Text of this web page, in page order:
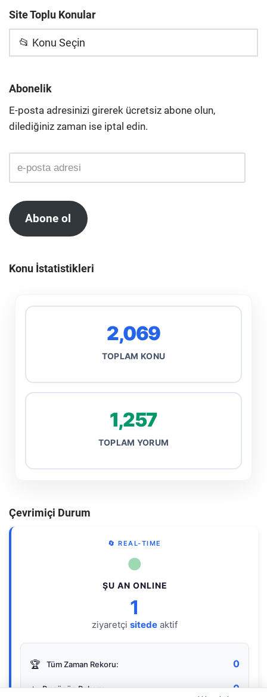
Site Toplu Konular
📂 Konu Seçin
Abonelik
E-posta adresinizi girerek ücretsiz abone olun,
dilediğiniz zaman ise iptal edin.
Abone ol
Konu İstatistikleri
2,069
TOPLAM KONU
1,257
TOPLAM YORUM
Çevrimiçi Durum
🔄 REAL-TIME
●
ŞU AN ONLINE
1
ziyaretçi sitede aktif
🏆 Tüm Zaman Rekoru: 0
⭐ Bugünün Rekoru: 0